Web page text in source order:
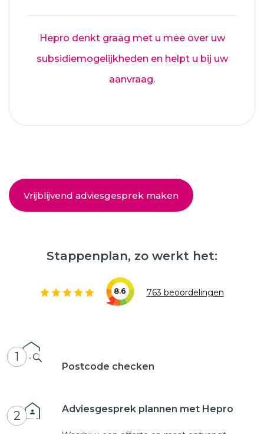
Hepro denkt graag met u mee over uw
subsidiemogelijkheden en helpt u bij uw
aanvraag.
Vrijblijvend adviesgesprek maken
Stappenplan, zo werkt het:
8.6 763 beoordelingen
1
Postcode checken
2 Adviesgesprek plannen met Hepro